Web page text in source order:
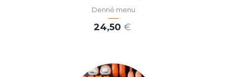
Denné menu
24,50 €